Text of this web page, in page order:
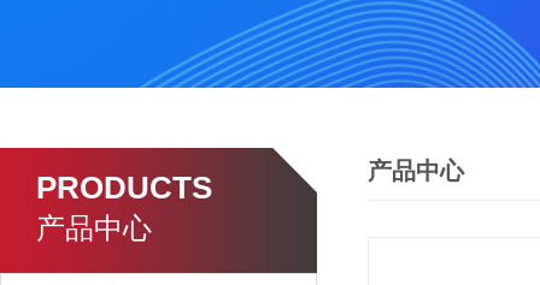
PRODUCTS
产品中心
产品中心